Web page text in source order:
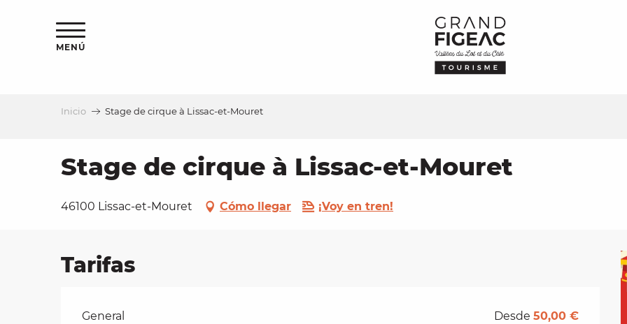
MENÚ
Inicio Stage de cirque à Lissac-et-Mouret
Stage de cirque à Lissac-et-Mouret
46100 Lissac-et-Mouret Cómo llegar ¡Voy en tren!
Tarifas
Tarifas 2026
General Desde50,00 €